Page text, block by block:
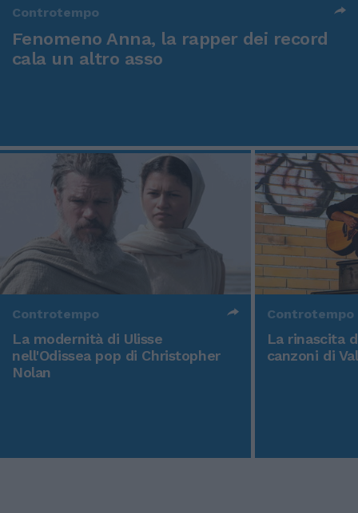
Controtempo
Fenomeno Anna, la rapper dei record
cala un altro asso
Controtempo
La modernità di Ulisse
nell'Odissea pop di Christopher
Nolan
Controtempo
La rinascita
canzoni di